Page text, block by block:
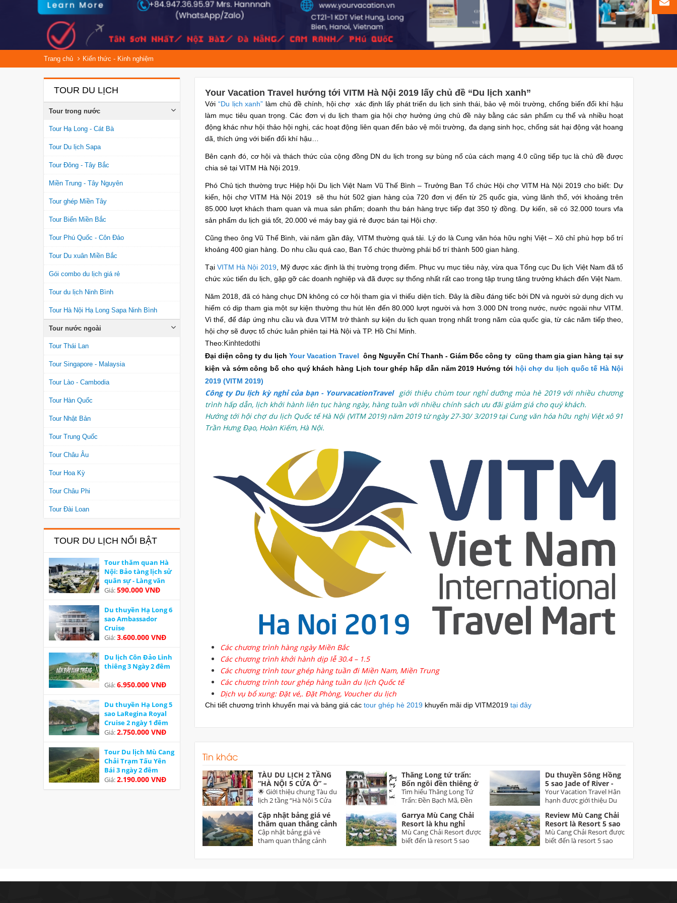
Trang chủ Kiến thức - Kinh nghiệm
TOUR DU LỊCH
Tour trong nước
Tour Hạ Long - Cát Bà
Tour Du lịch Sapa
Tour Đông - Tây Bắc
Miền Trung - Tây Nguyên
Tour ghép Miền Tây
Tour Biển Miền Bắc
Tour Phú Quốc - Côn Đảo
Tour Du xuân Miền Bắc
Gói combo du lịch giá rẻ
Tour du lịch Ninh Bình
Tour Hà Nội Hạ Long Sapa Ninh Bình
Tour nước ngoài
Tour Thái Lan
Tour Singapore - Malaysia
Tour Lào - Cambodia
Tour Hàn Quốc
Tour Nhật Bản
Tour Trung Quốc
Tour Châu Âu
Tour Hoa Kỳ
Tour Châu Phi
Tour Đài Loan
TOUR DU LỊCH NỔI BẬT
Tour thăm quan Hà
Nội: Bảo tàng lịch sử
quân sự - Làng văn
hoá các dân tộc Việt
Giá:590.000 VNĐ
Du thuyền Hạ Long 6
sao Ambassador
Cruise
Giá:3.600.000 VNĐ
Du lịch Côn Đảo Linh
thiêng 3 Ngày 2 đêm
Giá:6.950.000 VNĐ
Du thuyền Hạ Long 5
sao LaRegina Royal
Cruise 2 ngày 1 đêm
Ưu đãi
Giá:2.750.000 VNĐ
Tour Du lịch Mù Cang
Chải Trạm Tấu Yên
Bái 3 ngày 2 đêm
Giá:2.190.000 VNĐ
Your Vacation Travel hướng tới VITM Hà Nội 2019 lấy chủ đề “Du lịch xanh”
Với “Du lịch xanh” làm chủ đề chính, hội chợ xác định lấy phát triển du lịch sinh thái, bảo vệ môi trường, chống biến đổi khí hậu
làm mục tiêu quan trọng. Các đơn vị du lịch tham gia hội chợ hưởng ứng chủ đề này bằng các sản phẩm cụ thể và nhiều hoạt
động khác như hội thảo hội nghị, các hoạt động liên quan đến bảo vệ môi trường, đa dạng sinh học, chống sát hại động vật hoang
dã, thích ứng với biến đổi khí hậu…
Bên cạnh đó, cơ hội và thách thức của cộng đồng DN du lịch trong sự bùng nổ của cách mạng 4.0 cũng tiếp tục là chủ đề được
chia sẻ tại VITM Hà Nội 2019.
Phó Chủ tịch thường trực Hiệp hội Du lịch Việt Nam Vũ Thế Bình – Trưởng Ban Tổ chức Hội chợ VITM Hà Nội 2019 cho biết: Dự
kiến, hội chợ VITM Hà Nội 2019 sẽ thu hút 502 gian hàng của 720 đơn vị đến từ 25 quốc gia, vùng lãnh thổ, với khoảng trên
85.000 lượt khách tham quan và mua sản phẩm; doanh thu bán hàng trực tiếp đạt 350 tỷ đồng. Dự kiến, sẽ có 32.000 tours vfa
sản phẩm du lịch giá tốt, 20.000 vé máy bay giá rẻ được bán tại Hội chợ.
Cũng theo ông Vũ Thế Bình, vài năm gần đây, VITM thường quá tải. Lý do là Cung văn hóa hữu nghị Việt – Xô chỉ phù hợp bố trí
khoảng 400 gian hàng. Do nhu cầu quá cao, Ban Tổ chức thường phải bố trí thành 500 gian hàng.
TạiVITM Hà Nội 2019, Mỹ được xác định là thị trường trọng điểm. Phục vụ mục tiêu này, vừa qua Tổng cục Du lịch Việt Nam đã tổ
chức xúc tiến du lịch, gặp gỡ các doanh nghiệp và đã được sự thống nhất rất cao trong tập trung tăng trưởng khách đến Việt Nam.
Năm 2018, đã có hàng chục DN không có cơ hội tham gia vì thiếu diện tích. Đây là điều đáng tiếc bởi DN và người sử dụng dịch vụ
hiếm có dịp tham gia một sự kiện thường thu hút lên đến 80.000 lượt người và hơn 3.000 DN trong nước, nước ngoài như VITM.
Vì thế, để đáp ứng nhu cầu và đưa VITM trở thành sự kiện du lịch quan trọng nhất trong năm của quốc gia, từ các năm tiếp theo,
hội chợ sẽ được tổ chức luân phiên tại Hà Nội và TP. Hồ Chí Minh.
Theo:Kinhtedothi
Đại diện công ty du lịch Your Vacation Travel ông Nguyễn Chí Thanh - Giám Đốc công ty cũng tham gia gian hàng tại sự
kiện và sớm công bố cho quý khách hàng Lịch tour ghép hấp dẫn năm 2019 Hướng tới hội chợ du lịch quốc tế Hà Nội
2019 (VITM 2019)
Công ty Du lịch kỳ nghỉ của bạn - YourvacationTravel giới thiệu chùm tour nghỉ dưỡng mùa hè 2019 với nhiều chương
trình hấp dẫn, lịch khởi hành liên tục hàng ngày, hàng tuần với nhiều chính sách ưu đãi giảm giá cho quý khách.
Hướng tới hội chợ du lịch Quốc tế Hà Nội (VITM 2019) năm 2019 từ ngày 27-30/ 3/2019 tại Cung văn hóa hữu nghị Việt xô 91
Trần Hưng Đạo, Hoàn Kiếm, Hà Nội.
Các chương trình hàng ngày Miền Bắc
Các chương trình khởi hành dịp lễ 30.4 – 1.5
Các chương trình tour ghép hàng tuần đi Miền Nam, Miền Trung
Các chương trình tour ghép hàng tuần du lịch Quốc tế
Dịch vụ bổ xung: Đặt vé,. Đặt Phòng, Voucher du lịch
Chi tiết chương trình khuyến mại và bảng giá các tour ghép hè 2019 khuyến mãi dịp VITM2019 tại đây
Tin khác
TÀU DU LỊCH 2 TẦNG
“HÀ NỘI 5 CỬA Ô” –
THE HANOI TRAIN Trải
nghiệm di sản độc đáo
Nội – Từ Sơn (Bắc
Ninh)
🌟 Giới thiệu chung Tàu du
lịch 2 tầng “Hà Nội 5 Cửa
Thăng Long tứ trấn:
Bốn ngôi đền thiêng ở
thành Thăng Long
Tìm hiểu Thăng Long Tứ
Trấn: Đền Bạch Mã, Đền
Du thuyền Sông Hồng
5 sao Jade of River -
Sản phẩm đặc biệt du
lịch Hà Nội
Your Vacation Travel Hân
hạnh được giới thiệu Du
Cập nhật bảng giá vé
thăm quan thắng cảnh
toàn quốc năm 2025 -
2026 Vietnam tourist
Cập nhật bảng giá vé
tham quan thắng cảnh
Garrya Mù Cang Chải
Resort là khu nghỉ
dưỡng 5 sao đầu tiên
tại Yên Bái
Mù Cang Chải Resort được
biết đến là resort 5 sao
Review Mù Cang Chải
Resort là Resort 5 sao
đầu tiên tại Mù Cang
Chải Yên Bái
Mù Cang Chải Resort được
biết đến là resort 5 sao